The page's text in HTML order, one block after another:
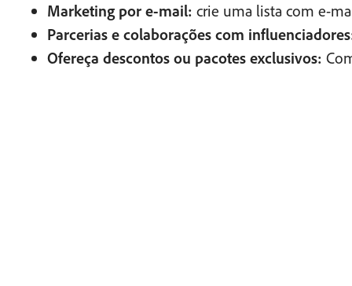
Marketing por e-mail: crie uma lista com e-
Parcerias e colaborações com
Ofereça descontos ou pacotes exclusivos: